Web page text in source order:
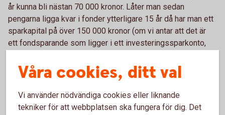
år kunna bli nästan 70 000 kronor. Låter man sedan
pengarna ligga kvar i fonder ytterligare 15 år då har man ett
sparkapital på över 150 000 kronor (om vi antar att det är
ett fondsparande som ligger i ett investeringssparkonto,
avgifter. Bara av att dela på småutgifterna.
Jämställt sparande under
Våra cookies, ditt val
Vi använder nödvändiga cookies eller liknande
tekniker för att webbplatsen ska fungera för dig. Det